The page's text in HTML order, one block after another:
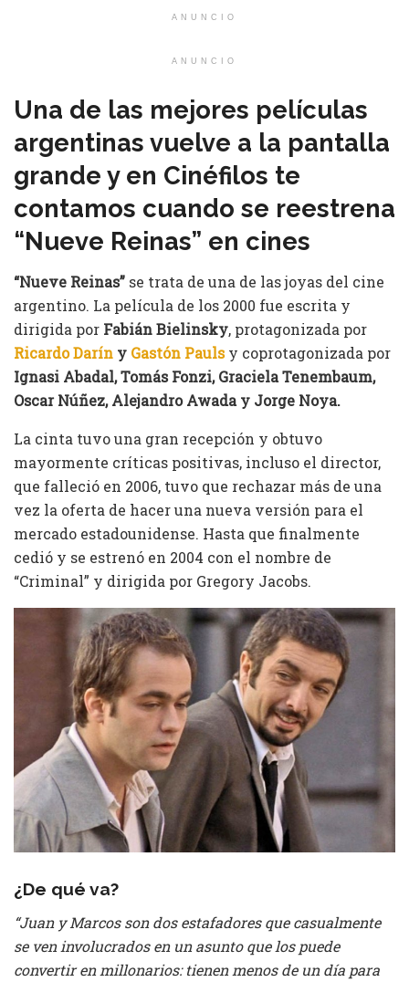
ANUNCIO
ANUNCIO
Una de las mejores películas
argentinas vuelve a la pantalla
grande y en Cinéfilos te
contamos cuando se reestrena
“Nueve Reinas” en cines
“Nueve Reinas” se trata de una de las joyas del cine
argentino. La película de los 2000 fue escrita y
dirigida por Fabián Bielinsky, protagonizada por
Ricardo Darín y Gastón Paulsy coprotagonizada por
Ignasi Abadal, Tomás Fonzi, Graciela Tenembaum,
Oscar Núñez, Alejandro Awada y Jorge Noya.
La cinta tuvo una gran recepción y obtuvo
mayormente críticas positivas, incluso el director,
que falleció en 2006, tuvo que rechazar más de una
vez la oferta de hacer una nueva versión para el
mercado estadounidense. Hasta que finalmente
cedió y se estrenó en 2004 con el nombre de
“Criminal” y dirigida por Gregory Jacobs.
¿De qué va?
“Juan y Marcos son dos estafadores que casualmente
se ven involucrados en un asunto que los puede
convertir en millonarios: tienen menos de un día para